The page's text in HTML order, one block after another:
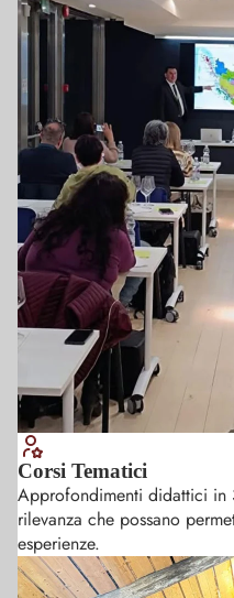
Corsi Tematici
Approfondimenti didattici
rilevanza che possano
esperienze.